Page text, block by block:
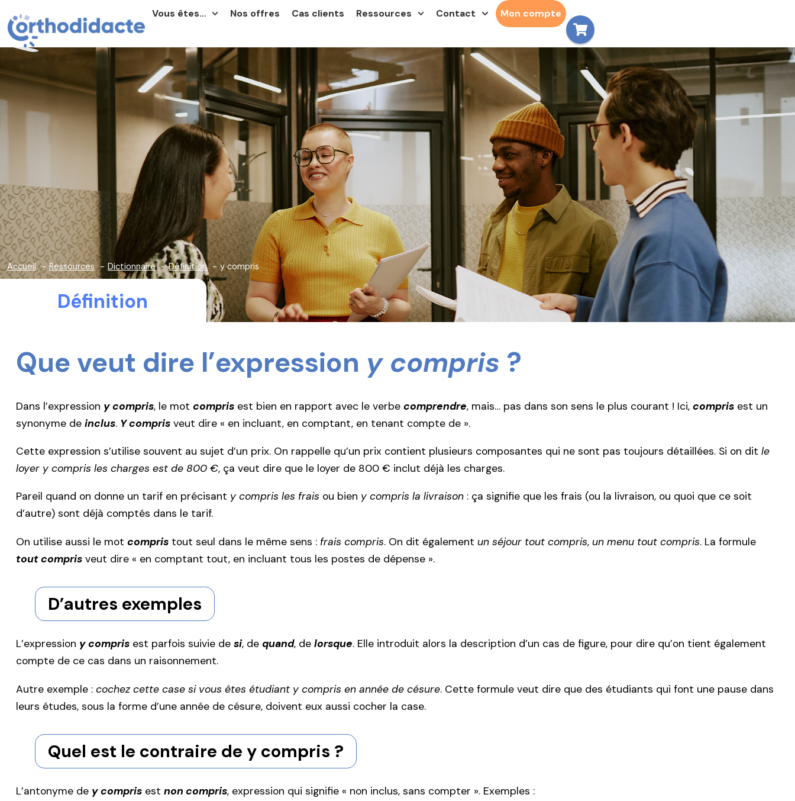
Vous êtes… Nos offres Cas clients Ressources Contact Mon compte
Accueil Ressources Dictionnaire Définition y compris
Définition
Que veut dire l’expression y compris ?
Dans l’expression y compris, le mot compris est bien en rapport avec le verbe comprendre, mais… pas dans son sens le plus courant ! Ici, compris est un
synonyme de inclus. Y compris veut dire « en incluant, en comptant, en tenant compte de ».
Cette expression s’utilise souvent au sujet d’un prix. On rappelle qu’un prix contient plusieurs composantes qui ne sont pas toujours détaillées. Si on dit le
loyer y compris les charges est de 800 €, ça veut dire que le loyer de 800 € inclut déjà les charges.
Pareil quand on donne un tarif en précisant y compris les frais ou bien y compris la livraison : ça signifie que les frais (ou la livraison, ou quoi que ce soit
d’autre) sont déjà comptés dans le tarif.
On utilise aussi le mot compris tout seul dans le même sens : frais compris. On dit également un séjour tout compris, un menu tout compris. La formule
tout compris veut dire « en comptant tout, en incluant tous les postes de dépense ».
D’autres exemples
L’expression y compris est parfois suivie de si, de quand, de lorsque. Elle introduit alors la description d’un cas de figure, pour dire qu’on tient également
compte de ce cas dans un raisonnement.
Autre exemple : cochez cette case si vous êtes étudiant y compris en année de césure. Cette formule veut dire que des étudiants qui font une pause dans
leurs études, sous la forme d’une année de césure, doivent eux aussi cocher la case.
Quel est le contraire de y compris ?
L’antonyme de y compris est non compris, expression qui signifie « non inclus, sans compter ». Exemples :